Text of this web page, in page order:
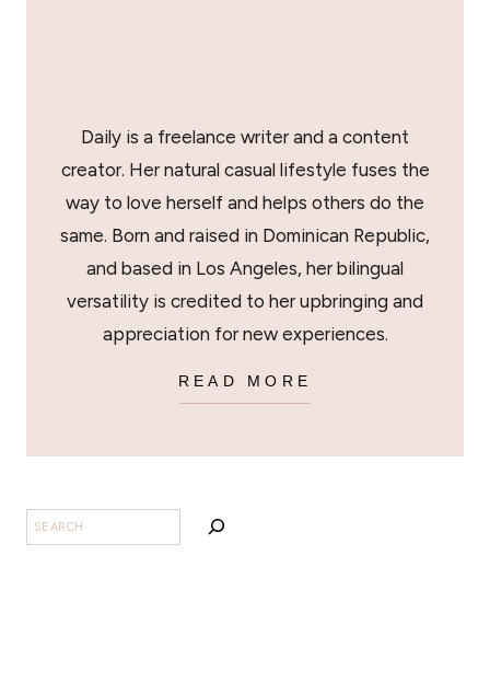
Daily is a freelance writer and a content
creator. Her natural casual lifestyle fuses the
way to love herself and helps others do the
same. Born and raised in Dominican Republic,
and based in Los Angeles, her bilingual
versatility is credited to her upbringing and
appreciation for new experiences.
READ MORE